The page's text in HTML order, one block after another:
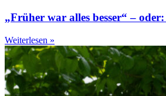
„Früher war alles besser“ –
Weiterlesen »